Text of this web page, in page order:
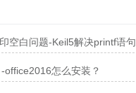
空白问题-Keil5解决printf语句
怎么安装？